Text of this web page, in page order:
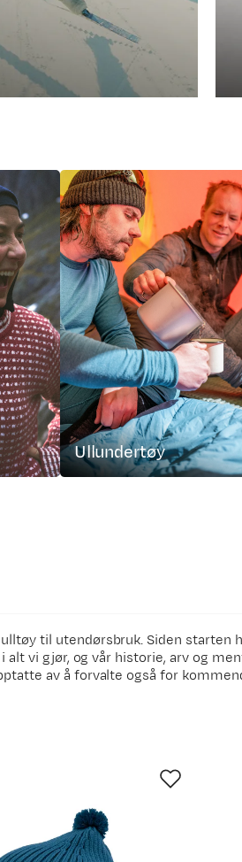
Ullundertøy
til utendørsbruk. Siden
vi gjør, og vår historie, arv og
av å forvalte også for
ytterbekledning,
helt sentrale verdier for oss.
på en skånsom og transparent